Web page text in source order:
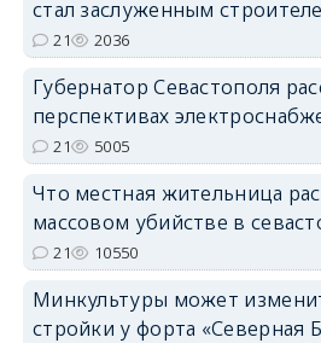
стал заслуженным
21 2036
Губернатор Севастополя
перспективах
21 5005
Что местная жительница
массовом убийстве в
21 10550
Минкультуры может
стройки у форта «Северная